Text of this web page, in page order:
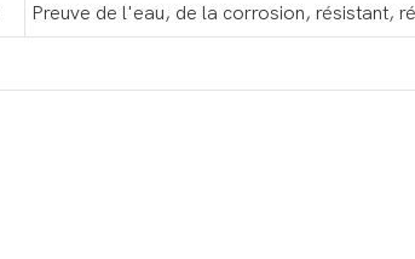
Preuve de l'eau, de la corrosion, résistant,